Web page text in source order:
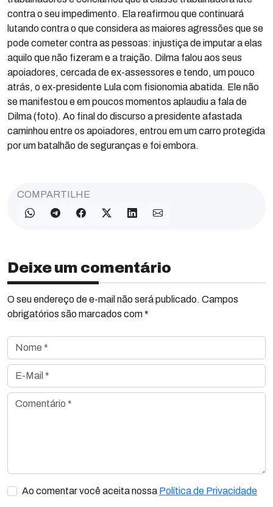
contra o seu impedimento. Ela reafirmou que continuará
lutando contra o que considera as maiores agressões que se
pode cometer contra as pessoas: injustiça de imputar a elas
aquilo que não fizeram e a traição. Dilma falou aos seus
apoiadores, cercada de ex-assessores e tendo, um pouco
atrás, o ex-presidente Lula com fisionomia abatida. Ele não
se manifestou e em poucos momentos aplaudiu a fala de
Dilma (foto). Ao final do discurso a presidente afastada
caminhou entre os apoiadores, entrou em um carro protegida
por um batalhão de seguranças e foi embora.
COMPARTILHE
Deixe um comentário
O seu endereço de e-mail não será publicado. Campos
obrigatórios são marcados com *
Nome *
E-Mail *
Comentário *
Ao comentar você aceita nossa Política de Privacidade